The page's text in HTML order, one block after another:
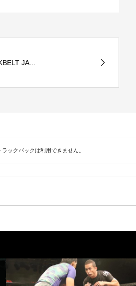
JA...
ラックバックは利用できません。